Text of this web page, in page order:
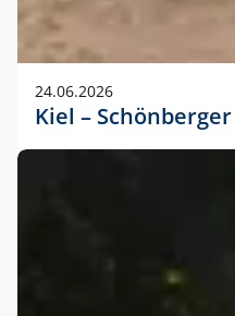
24.06.2026
Kiel –